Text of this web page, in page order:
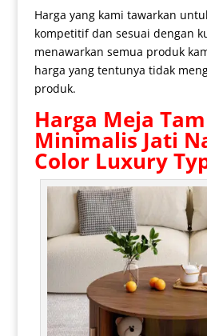
Harga yang kami tawarkan
kompetitif dan sesuai dengan
menawarkan semua produk
harga yang tentunya tidak
produk.
Harga Meja
Minimalis Jati
Color Luxury